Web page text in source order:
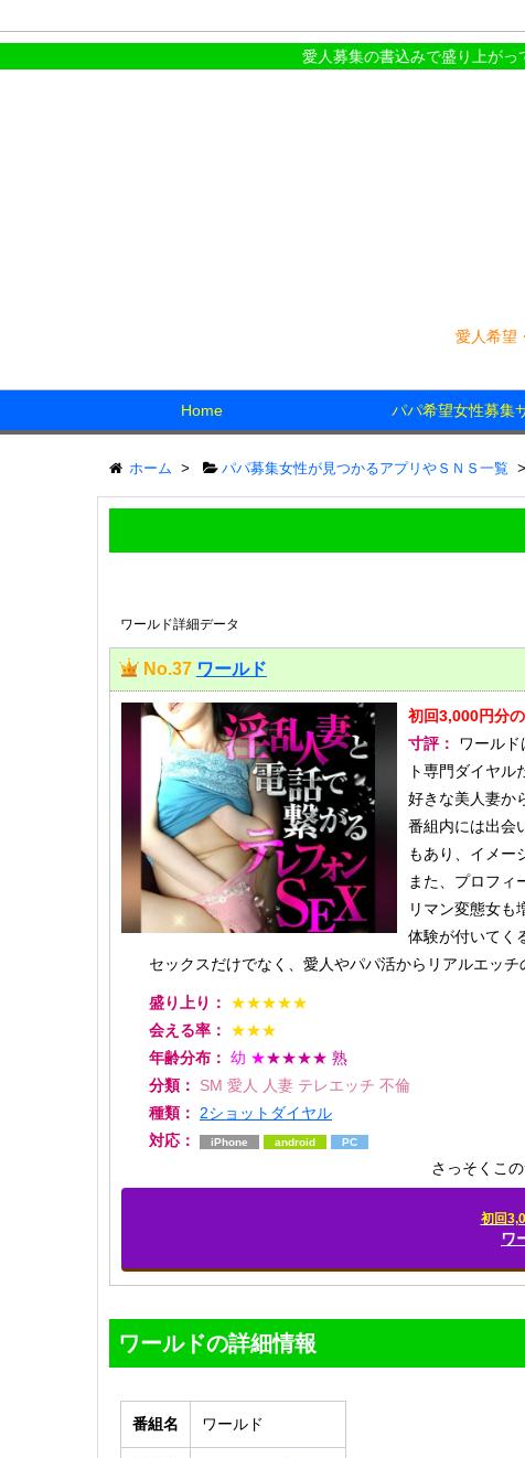
愛人募集の書込みで盛り上がっている若い女の子や人妻
愛人希望
Home
パパ希望女性募集
ホーム > パパ募集女性が見つかるアプリやＳＮＳ一覧 >
ワールド詳細データ
No.37 ワールド
初回3,000円分
寸評：
ワール
ト専門ダイヤ
好きな美人妻か
番組内には出会
もあり、イメー
また、プロフィ
リマン変態女も
体験が付いてく
セックスだけでなく、愛人やパパ活からリアルエッ
盛り上り： ★★★★★
会える率： ★★★
年齢分布： 幼 ★★★★★ 熟
分類： SM 愛人 人妻 テレエッチ 不倫
種類：
2ショットダイヤル
対応：
iPhone android PC
さっそくこ
初回
ワ
ワールドの詳細情報
番組名 ワールド